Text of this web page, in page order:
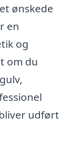
ønskede
en
og
om du
udført